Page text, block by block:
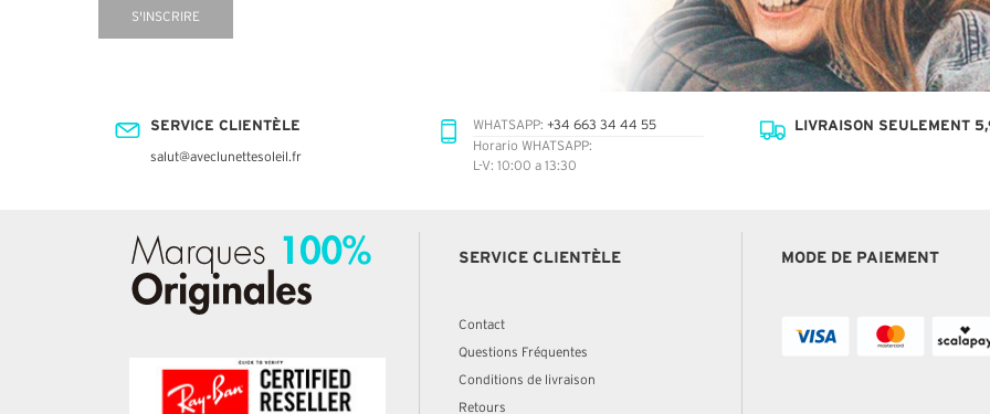
S'INSCRIRE
SERVICE CLIENTÈLE
salut@aveclunettesoleil.fr
WHATSAPP: +34 663 34 44 55
Horario WHATSAPP:
L-V: 10:00 a 13:30
LIVRAISON SEULEMENT
SERVICE CLIENTÈLE
Contact
Questions Fréquentes
Conditions de livraison
Retours
MODE DE PAIEMENT